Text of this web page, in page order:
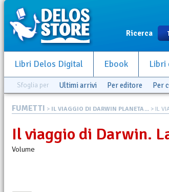
Ricerca
Libri Delos Digital Ebook Libri
Sfoglia per Ultimi arrivi Per editore Per
FUMETTI > IL VIAGGIO DI DARWIN PLANETA... > IL
Il viaggio di Darwin.
Volume